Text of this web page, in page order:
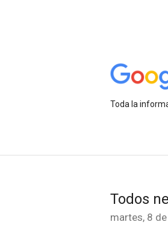
Toda la
Todos
martes, 8